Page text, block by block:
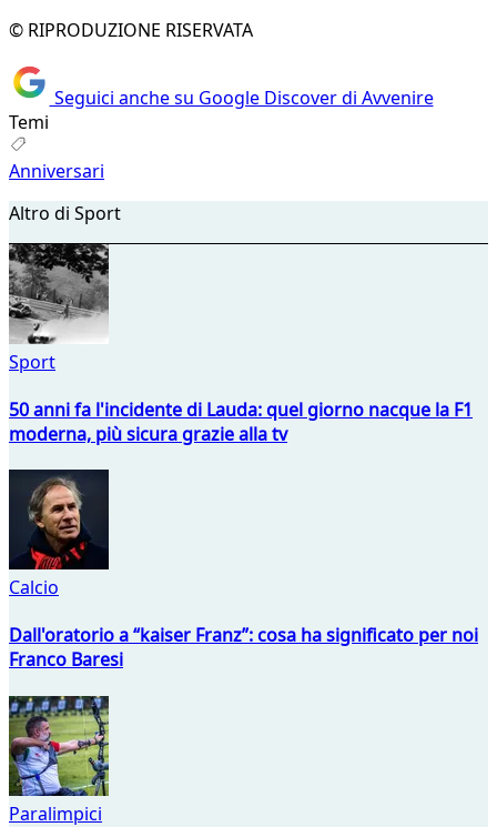
© RIPRODUZIONE RISERVATA
Seguici anche su Google Discover di Avvenire
Temi
Anniversari
Altro di Sport
Sport
50 anni fa l'incidente di Lauda: quel giorno nacque la F1
moderna, più sicura grazie alla tv
Calcio
Dall'oratorio a “kaiser Franz”: cosa ha significato per noi
Franco Baresi
Paralimpici